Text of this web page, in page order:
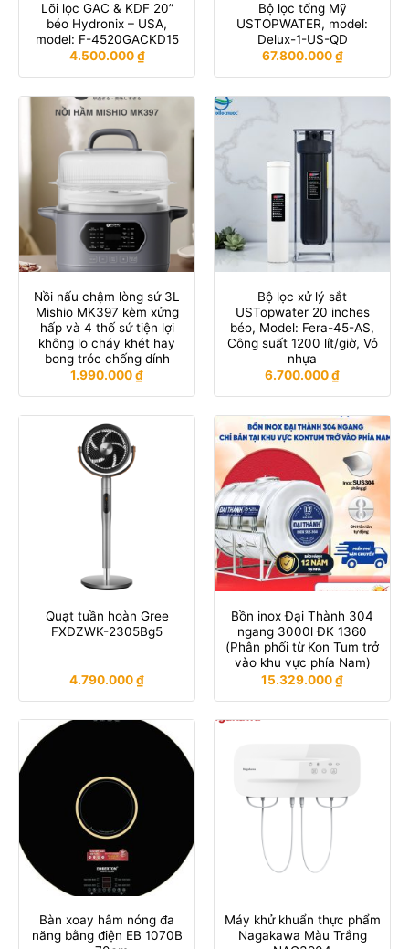
Lõi lọc GAC & KDF 20”
béo Hydronix – USA,
model: F-4520GACKD15
4.500.000₫
Bộ lọc tổng Mỹ
USTOPWATER, model:
Delux-1-US-QD
67.800.000₫
Nồi nấu chậm lòng sứ 3L
Mishio MK397 kèm xửng
hấp và 4 thố sứ tiện lợi
không lo cháy khét hay
bong tróc chống dính
1.990.000₫
Bộ lọc xử lý sắt
USTopwater 20 inches
béo, Model: Fera-45-AS,
Công suất 1200 lít/giờ, Vỏ
nhựa
6.700.000₫
Quạt tuần hoàn Gree
FXDZWK-2305Bg5
4.790.000₫
Bồn inox Đại Thành 304
ngang 3000l ĐK 1360
(Phân phối từ Kon Tum trở
vào khu vực phía Nam)
15.329.000₫
Bàn xoay hâm nóng đa
năng bằng điện EB 1070B
Máy khử khuẩn thực phẩm
Nagakawa Màu Trắng